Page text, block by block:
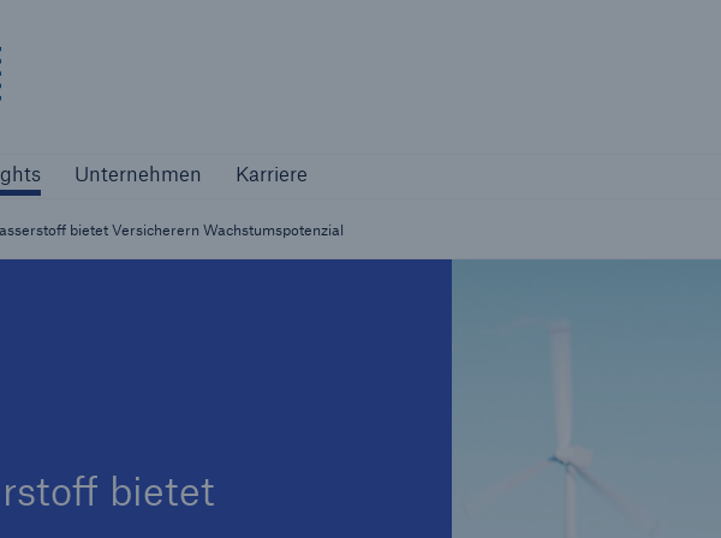
Unternehmen Karriere
bietet Versicherern Wachstumspotenzial
bietet
mit unseren
Maßgeschneiderte Lösungen für Ihre
Branche